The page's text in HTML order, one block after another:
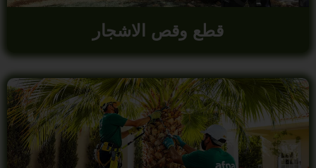
قطع وقص الاشجار